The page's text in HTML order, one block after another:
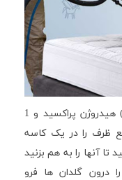
قاشق غذاخوری (30 میلی لیتر) هیدروژن پراکسید و 1
مایع ظرف را در یک کاسه
تا آنها را به هم بزنید
درون گلدان ها فرو